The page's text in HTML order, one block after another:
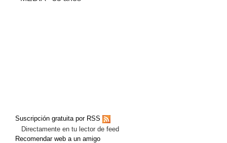
Suscripción gratuita por RSS
Directamente en tu lector de feed
Recomendar web a un amigo